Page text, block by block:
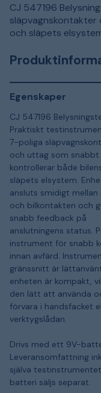
CJ 547196
och släpets
Egenskaper
CJ 547196
Praktiskt
7-poliga
och uttag som snabbt
kontrollerar både
släpets elsystem.
ansluts smidigt mellan
och bilkontakten och
snabb feedback på
anslutningens status.
instrument för snabb
innan avfärd.
gränssnitt är
enheten är kompakt,
den lätt att använda
förvara i handsfacket
verktygslådan.
Drivs med ett 9V-
Leveransomfattning
själva
batteri säljs separat.